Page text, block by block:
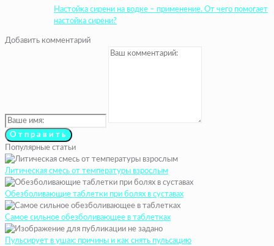
Настойка сирени на водке – применение. От чего помогает
настойка сирени?
Добавить комментарий
Популярные статьи
Литическая смесь от температуры взрослым
Обезболивающие таблетки при болях в суставах
Самое сильное обезболивающее в таблетках
Пульсирует в ушах: причины и как снять пульсацию